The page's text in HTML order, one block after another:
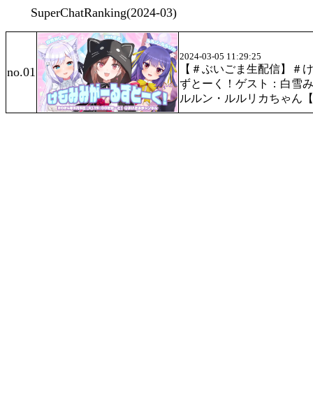
SuperChatRanking(2024-03)
no.01
2024-03-05 11:29:25
【＃ぶいごま生配信】＃
ずとーく！ゲスト：白雪
ルルン・ルルリカちゃん